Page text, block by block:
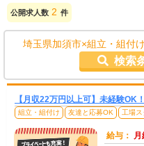
公開求人数 2 件
埼玉県加須市×組立・組付
検索
【月収22万円以上可】未経験OK
組立・組付け 友達と応募OK 工場ス
給与： 月